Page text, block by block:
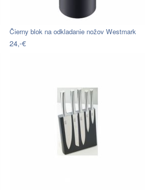
Čierny blok na odkladanie nožov Westmark
24,-€